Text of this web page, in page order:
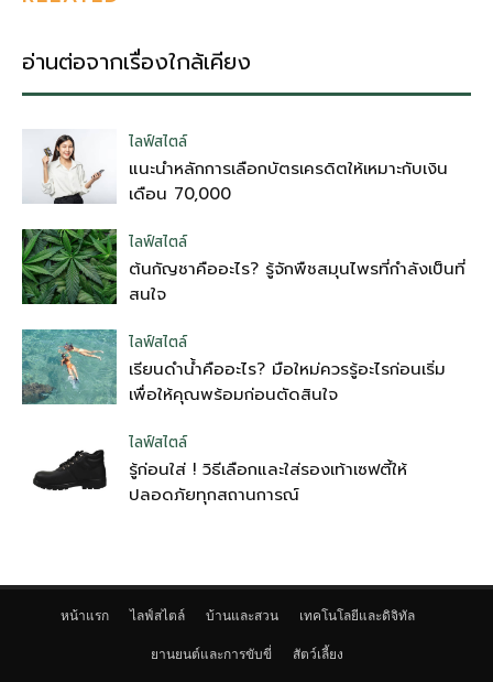
อ่านต่อจากเรื่องใกล้เคียง
ไลฟ์สไตล์
แนะนำหลักการเลือกบัตรเครดิตให้เหมาะกับเงิน
เดือน 70,000
ไลฟ์สไตล์
ต้นกัญชาคืออะไร? รู้จักพืชสมุนไพรที่กำลังเป็นที่
สนใจ
ไลฟ์สไตล์
เรียนดำน้ำคืออะไร? มือใหม่ควรรู้อะไรก่อนเริ่ม
เพื่อให้คุณพร้อมก่อนตัดสินใจ
ไลฟ์สไตล์
รู้ก่อนใส่ ! วิธีเลือกและใส่รองเท้าเซฟตี้ให้
ปลอดภัยทุกสถานการณ์
หน้าแรก ไลฟ์สไตล์ บ้านและสวน เทคโนโลยีและดิจิทัล
ยานยนต์และการขับขี่ สัตว์เลี้ยง